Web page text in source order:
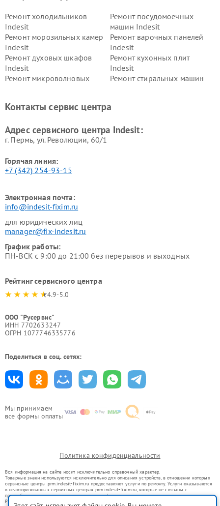
Мы принимаем
все формы оплаты
Ремонт холодильников
Indesit
Ремонт посудомоечных
машин Indesit
Ремонт морозильных камер
Indesit
Ремонт варочных панелей
Indesit
Ремонт духовых шкафов
Indesit
Ремонт кухонных плит
Indesit
Ремонт микроволновых
Ремонт стиральных машин
Indesit
Indesit
Контакты сервис центра
Адрес сервисного центра Indesit:
г. Пермь, ул. ​Революции, 60/1
Горячая линия:
+7 (342) 254-93-15
Электронная почта:
info@indesit-fixim.ru
для юридических лиц
manager@fix-indesit.ru
График работы:
ПН-ВСК с 9:00 до 21:00 без перерывов и выходных
Рейтинг сервисного центра
4.9-5.0
ООО "Русервис"
ИНН 7702633247
ОГРН 1077746335776
Поделиться в соц. сетях:
Политика конфиденциальности
Вся информация на сайте носит исключительно справочный характер.
Товарные знаки используются исключительно для описания устройств, в отношении которых
сервисные центры prm.indesit-fixim.ru предоставляют услуги по ремонту. Услуги оказываются
в неавторизованных сервисных центрах prm.indesit-fixim.ru, которые не связаны с
правообладателями товарных знаков или их официальными представителями.
Ремонт осуществляется для устройств, уже введенных в гражданский оборот в соответствии